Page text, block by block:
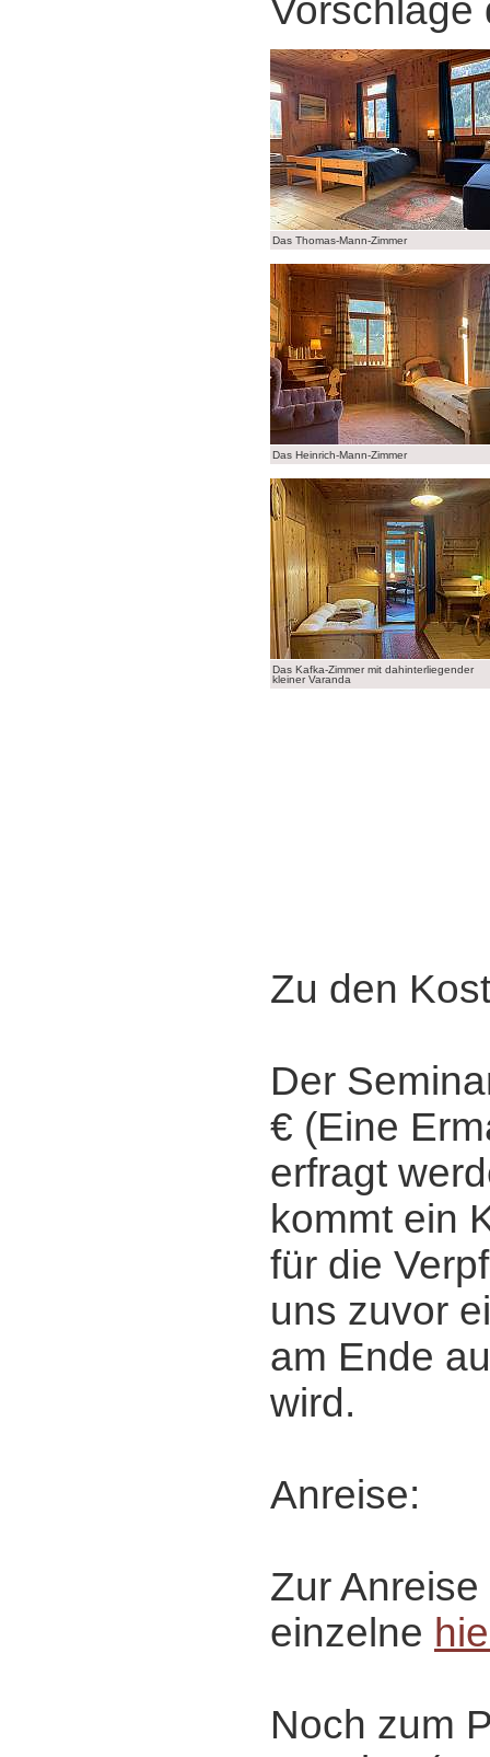
Das Thomas-Mann-Zimmer
Das Heinrich-Mann-Zimmer
Das Kafka-Zimmer mit dahinterliegender
kleiner Varanda
Zu den
Der
€ (Eine
erfragt
kommt ein
für die
uns zuvor
am Ende
wird.
Anreise:
Zur
einzelne
Noch zum